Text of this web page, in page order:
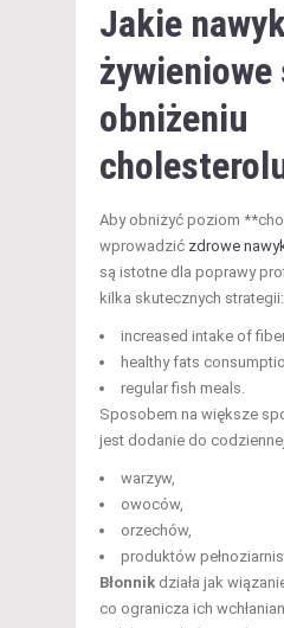
Jakie
obniżeniu
Aby obniżyć poziom
wprowadzić zdrowe
są istotne dla poprawy
kilka skutecznych strategii:
increased intake of
healthy fats
regular fish meals.
Sposobem na większe
jest dodanie do
warzyw,
owoców,
orzechów,
produktów
Błonnik działa jak
co ogranicza ich